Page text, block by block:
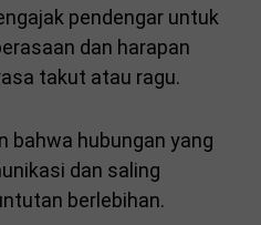
pendengar untuk
dan harapan
takut atau ragu.
bahwa hubungan yang
dan saling
berlebihan.